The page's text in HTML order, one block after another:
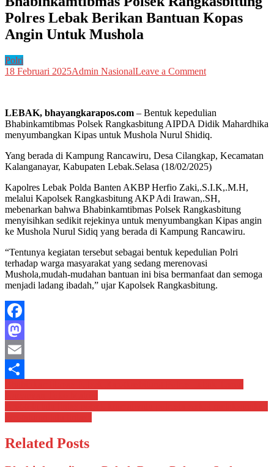
Polres Lebak Berikan Bantuan Kopas
Angin Untuk Mushola
Polri
18 Februari 2025Admin NasionalLeave a Commenton
Polres
Lebak
Berikan
Kopas
Angin
Mushola
LEBAK, bhayangkarapos.com – Bentuk kepedulian
Bhabinkamtibmas Polsek Rangkasbitung AIPDA Didik Mahardhika
menyumbangkan Kipas untuk Mushola Nurul Shidiq.
Yang berada di Kampung Rancawiru, Desa Cilangkap, Kecamatan
Kalanganayar, Kabupaten Lebak.Selasa (18/02/2025)
Kapolres Lebak Polda Banten AKBP Herfio Zaki,.S.I.K,.M.H,
melalui Kapolsek Rangkasbitung AKP Adi Irawan,.SH,
mebenarkan bahwa Bhabinkamtibmas Polsek Rangkasbitung
menyisihkan sedikit rejekinya untuk menyumbangkan Kipas angin
ke Mushola Nurul Sidiq yang berada di Kampung Rancawiru.
“Tentunya kegiatan tersebut sebagai bentuk kepedulian Polri
terhadap warga masyarakat yang sedang merenovasi
Mushola,mudah-mudahan bantuan ini bisa bermanfaat dan semoga
menjadi ladang ibadah,” ujar Kapolsek Rangkasbitung.
Facebook
Mastodon
Email
Share
Navigasi
pos
Related Posts